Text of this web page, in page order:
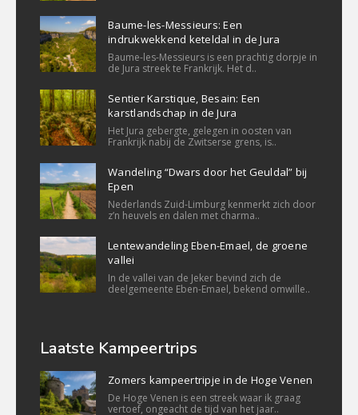
Baume-les-Messieurs: Een
indrukwekkend keteldal in de Jura
Baume-les-Messieurs is een prachtig dorpje in
de Jura streek te Frankrijk. Het d..
Sentier Karstique, Besain: Een
karstlandschap in de Jura
Het Jura gebergte, gelegen in oosten van
Frankrijk nabij de Zwitserse grens, is..
Wandeling “Dwars door het Geuldal” bij
Epen
Nederlands Zuid-Limburg kenmerkt zich door
z’n heuvels en dalen met charma..
Lentewandeling Eben-Emael, de groene
vallei
In de vallei van de Jeker bevind zich de
deelgemeente Eben-Emael, bekend omwille..
Laatste Kampeertrips
Zomers kampeertripje in de Hoge Venen
De Hoge Venen is een streek waar ik graag
vertoef, ongeacht de tijd van het jaar..